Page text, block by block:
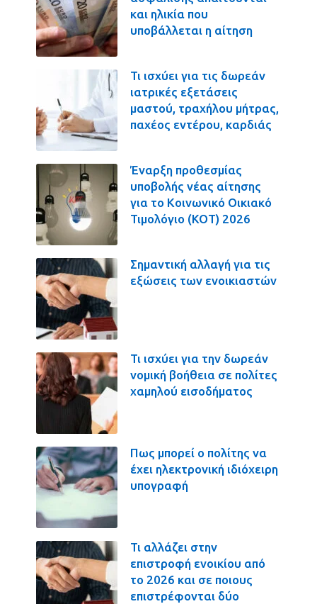
και ηλικία που
υποβάλλεται η αίτηση
Τι ισχύει για τις δωρεάν
ιατρικές εξετάσεις
μαστού, τραχήλου μήτρας,
παχέος εντέρου, καρδιάς
Έναρξη προθεσμίας
υποβολής νέας αίτησης
για το Κοινωνικό Οικιακό
Τιμολόγιο (ΚΟΤ) 2026
Σημαντική αλλαγή για τις
εξώσεις των ενοικιαστών
Τι ισχύει για την δωρεάν
νομική βοήθεια σε πολίτες
χαμηλού εισοδήματος
Πως μπορεί ο πολίτης να
έχει ηλεκτρονική ιδιόχειρη
υπογραφή
Τι αλλάζει στην
επιστροφή ενοικίου από
το 2026 και σε ποιους
επιστρέφονται δύο